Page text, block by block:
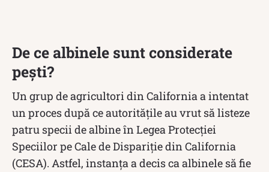
De ce albinele sunt considerate
pești?
Un grup de agricultori din California a intentat
un proces după ce autorităţile au vrut să listeze
patru specii de albine în Legea Protecţiei
Speciilor pe Cale de Dispariţie din California
(CESA). Astfel, instanța a decis ca albinele să fie